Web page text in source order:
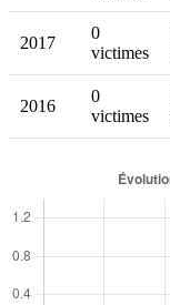
2017
0
victimes
2016
0
victimes